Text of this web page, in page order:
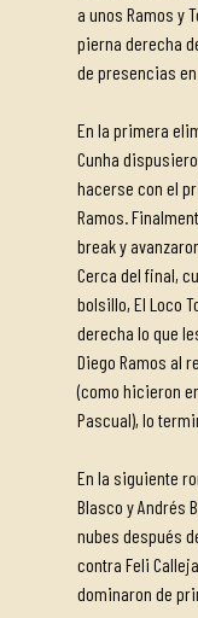
a unos Ramos y
pierna derecha
de presencias
En la primera
Cunha
hacerse con el
Ramos.
break y
Cerca del final,
bolsillo, El Loco
derecha lo que
Diego Ramos al
(como hicieron
Pascual), lo
En la siguiente
Blasco y Andrés
nubes después
contra Feli
dominaron de